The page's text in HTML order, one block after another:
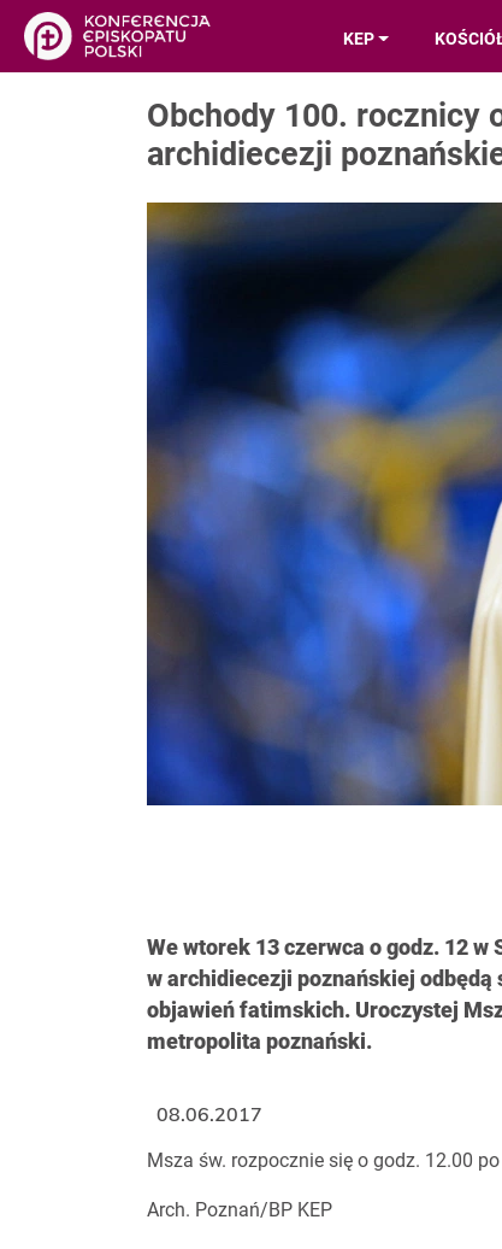
KEP
Obchody 100. rocznicy
archidiecezji
We wtorek 13 czerwca o godz. 12
w archidiecezji poznańskiej odbędą
objawień fatimskich. Uroczystej
metropolita poznański.
Msza św. rozpocznie się o godz. 12.00
Arch. Poznań/BP KEP
08.06.2017